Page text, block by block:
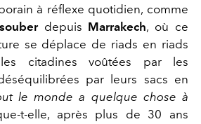
à réflexe quotidien, comme
depuis Marrakech, où ce
se déplace de riads en riads
citadines voûtées par les
par leurs sacs en
le monde a quelque chose à
t-elle, après plus de 30 ans